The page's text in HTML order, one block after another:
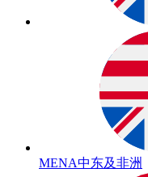
MENA中东及非洲